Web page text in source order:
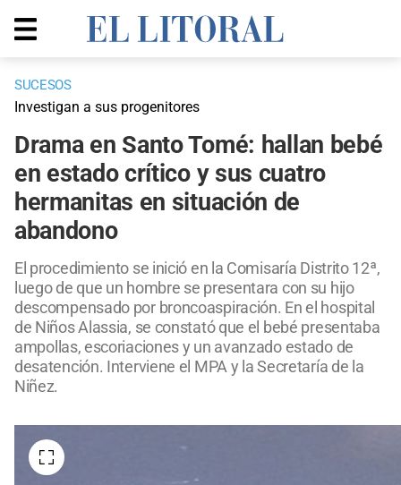
SUCESOS
Investigan a sus progenitores
Drama en Santo Tomé: hallan bebé
en estado crítico y sus cuatro
hermanitas en situación de
abandono
El procedimiento se inició en la Comisaría Distrito 12ª,
luego de que un hombre se presentara con su hijo
descompensado por broncoaspiración. En el hospital
de Niños Alassia, se constató que el bebé presentaba
ampollas, escoriaciones y un avanzado estado de
desatención. Interviene el MPA y la Secretaría de la
Niñez.